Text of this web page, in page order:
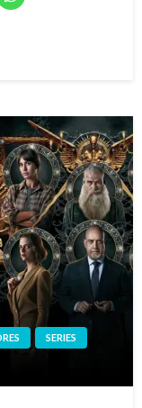
SERIES